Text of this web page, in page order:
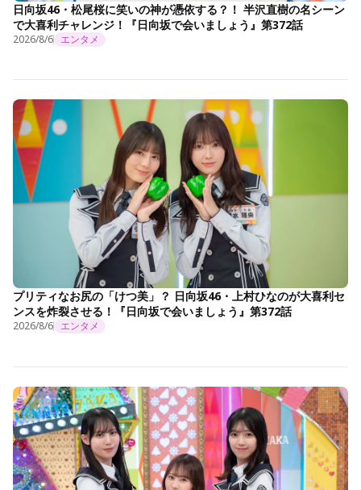
日向坂46・松尾桜に笑いの神が憑依する？！ 半沢直樹の名シーン
で大喜利チャレンジ！『日向坂で会いましょう』第372話
2026/8/6 エンタメ
プリティなお尻の「けつ美」？ 日向坂46・上村ひなのが大喜利セ
ンスを炸裂させる！『日向坂で会いましょう』第372話
2026/8/6 エンタメ